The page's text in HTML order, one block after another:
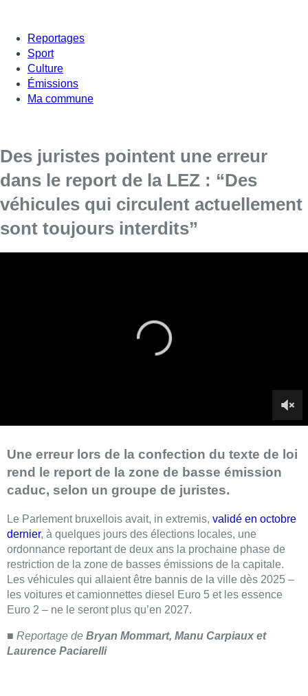
Reportages
Sport
Culture
Émissions
Ma commune
Des juristes pointent une erreur
dans le report de la LEZ : “Des
véhicules qui circulent actuellement
sont toujours interdits”
Une erreur lors de la confection du texte de loi
rend le report de la zone de basse émission
caduc, selon un groupe de juristes.
Le Parlement bruxellois avait, in extremis, validé en octobre
dernier, à quelques jours des élections locales, une
ordonnance reportant de deux ans la prochaine phase de
restriction de la zone de basses émissions de la capitale.
Les véhicules qui allaient être bannis de la ville dès 2025 –
les voitures et camionnettes diesel Euro 5 et les essence
Euro 2 – ne le seront plus qu’en 2027.
■ Reportage de Bryan Mommart, Manu Carpiaux et
Laurence Paciarelli